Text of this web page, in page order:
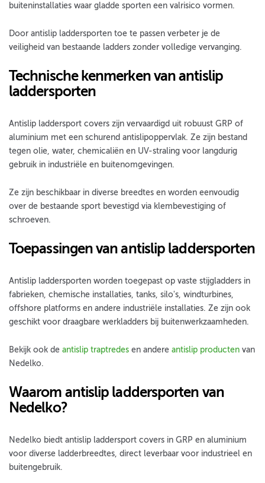
buiteninstallaties waar gladde sporten een valrisico vormen.
Door antislip laddersporten toe te passen verbeter je de
veiligheid van bestaande ladders zonder volledige vervanging.
Technische kenmerken van antislip
laddersporten
Antislip laddersport covers zijn vervaardigd uit robuust GRP of
aluminium met een schurend antislipoppervlak. Ze zijn bestand
tegen olie, water, chemicaliën en UV-straling voor langdurig
gebruik in industriële en buitenomgevingen.
Ze zijn beschikbaar in diverse breedtes en worden eenvoudig
over de bestaande sport bevestigd via klembevestiging of
schroeven.
Toepassingen van antislip laddersporten
Antislip laddersporten worden toegepast op vaste stijgladders in
fabrieken, chemische installaties, tanks, silo's, windturbines,
offshore platforms en andere industriële installaties. Ze zijn ook
geschikt voor draagbare werkladders bij buitenwerkzaamheden.
Bekijk ook de antislip traptredes en andere antislip producten van
Nedelko.
Waarom antislip laddersporten van
Nedelko?
Nedelko biedt antislip laddersport covers in GRP en aluminium
voor diverse ladderbreedtes, direct leverbaar voor industrieel en
buitengebruik.